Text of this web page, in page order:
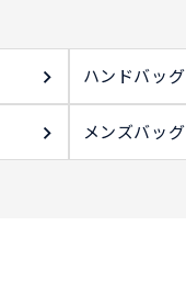
ハンドバッグ
メンズバッグ